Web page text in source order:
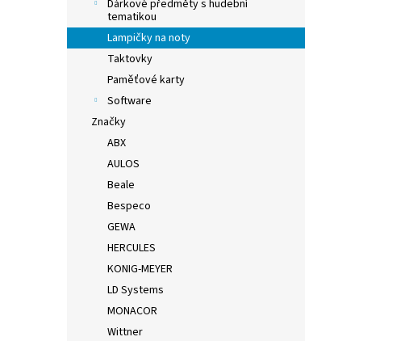
Dárkové předměty s hudební
tematikou
Lampičky na noty
Taktovky
Paměťové karty
Software
Značky
ABX
AULOS
Beale
Bespeco
GEWA
HERCULES
KONIG-MEYER
LD Systems
MONACOR
Wittner